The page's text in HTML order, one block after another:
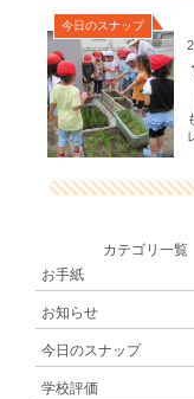
今日のスナップ
カテゴリ一覧
お手紙
お知らせ
今日のスナップ
学校評価